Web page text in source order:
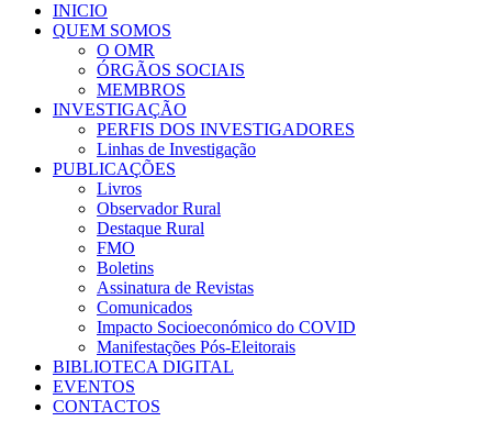
INICIO
QUEM SOMOS
O OMR
ÓRGÃOS SOCIAIS
MEMBROS
INVESTIGAÇÃO
PERFIS DOS INVESTIGADORES
Linhas de Investigação
PUBLICAÇÕES
Livros
Observador Rural
Destaque Rural
FMO
Boletins
Assinatura de Revistas
Comunicados
Impacto Socioeconómico do COVID
Manifestações Pós-Eleitorais
BIBLIOTECA DIGITAL
EVENTOS
CONTACTOS